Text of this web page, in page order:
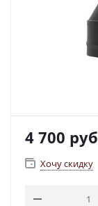
4 700
Хочу скидку